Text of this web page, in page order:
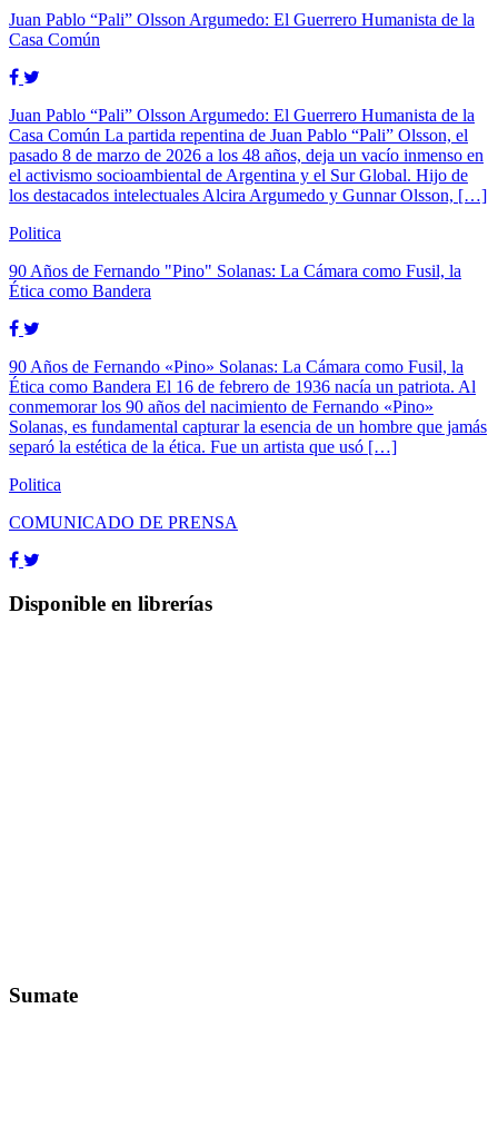
Juan Pablo “Pali” Olsson Argumedo: El Guerrero Humanista de la
Casa Común
Juan Pablo “Pali” Olsson Argumedo: El Guerrero Humanista de la
Casa Común La partida repentina de Juan Pablo “Pali” Olsson, el
pasado 8 de marzo de 2026 a los 48 años, deja un vacío inmenso en
el activismo socioambiental de Argentina y el Sur Global. Hijo de
los destacados intelectuales Alcira Argumedo y Gunnar Olsson, […]
Politica
90 Años de Fernando "Pino" Solanas: La Cámara como Fusil, la
Ética como Bandera
90 Años de Fernando «Pino» Solanas: La Cámara como Fusil, la
Ética como Bandera El 16 de febrero de 1936 nacía un patriota. Al
conmemorar los 90 años del nacimiento de Fernando «Pino»
Solanas, es fundamental capturar la esencia de un hombre que jamás
separó la estética de la ética. Fue un artista que usó […]
Politica
COMUNICADO DE PRENSA
Disponible en librerías
Sumate